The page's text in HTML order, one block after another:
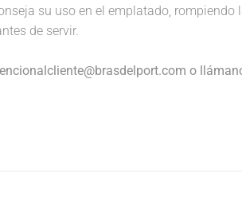
su uso en el emplatado,
de servir.
o